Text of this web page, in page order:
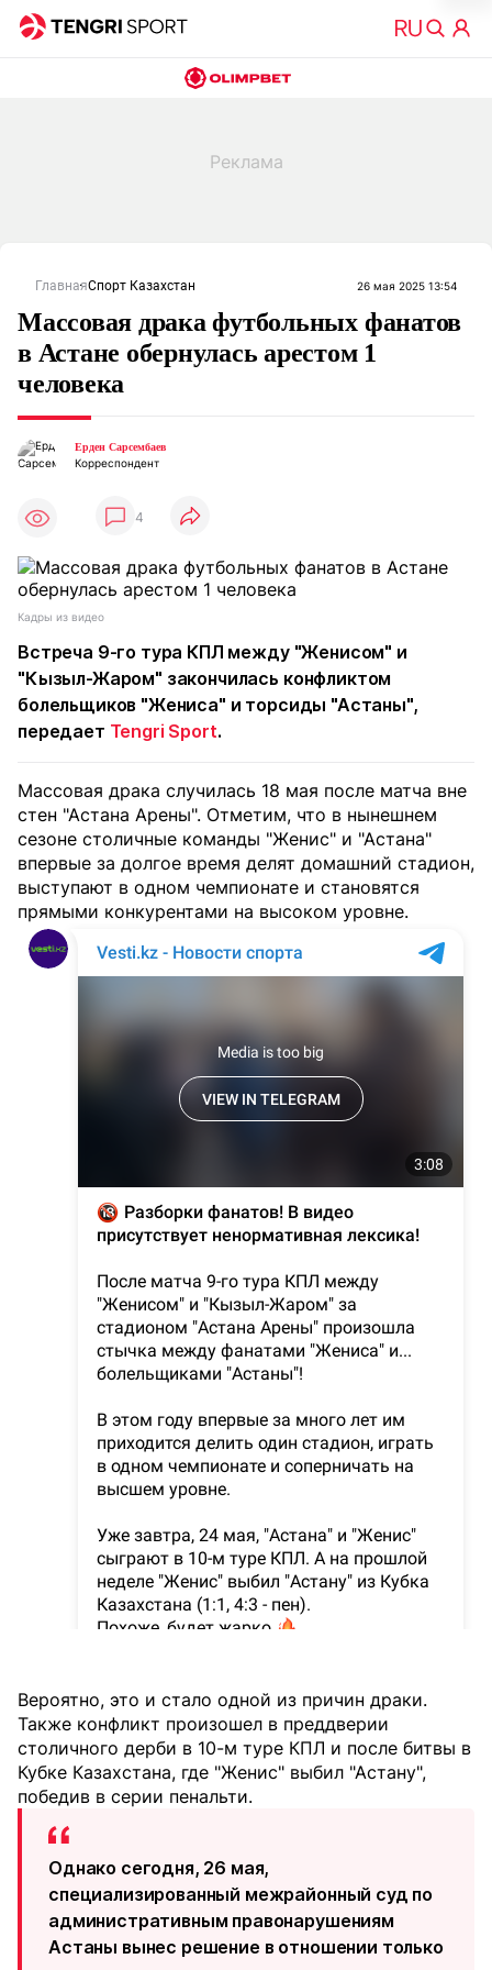
ГлавнаяСпорт Казахстан 26 мая 2025 13:54
Массовая драка футбольных фанатов
в Астане обернулась арестом 1
человека
Ерден Сарсембаев
Корреспондент
4
Кадры из видео
Встреча 9-го тура КПЛ между "Женисом" и
"Кызыл-Жаром" закончилась конфликтом
болельщиков "Жениса" и торсиды "Астаны",
передает Tengri Sport.
Массовая драка случилась 18 мая после матча вне
стен "Астана Арены". Отметим, что в нынешнем
сезоне столичные команды "Женис" и "Астана"
впервые за долгое время делят домашний стадион,
выступают в одном чемпионате и становятся
прямыми конкурентами на высоком уровне.
Вероятно, это и стало одной из причин драки.
Также конфликт произошел в преддверии
столичного дерби в 10-м туре КПЛ и после битвы в
Кубке Казахстана, где "Женис" выбил "Астану",
победив в серии пенальти.
Однако сегодня, 26 мая,
специализированный межрайонный суд по
административным правонарушениям
Астаны вынес решение в отношении только